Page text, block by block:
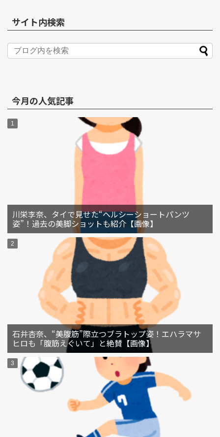
サイト内検索
今月の人気記事
川栄李奈、タイで見せた“ヘルシーショートパンツ
姿”！過去の美脚ショットも紹介【画像】
石井杏奈、“美腹筋”際立つブラトップ姿！エハラマサ
ヒロも「腹筋えぐいて」と絶賛【画像】